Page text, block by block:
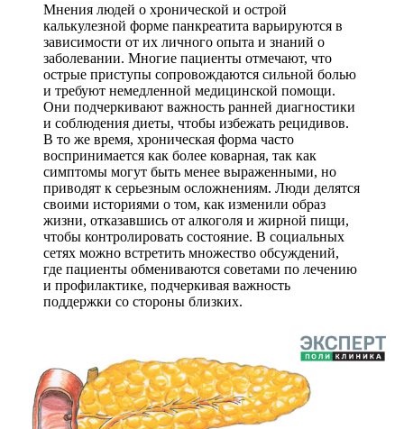
Мнения людей о хронической и острой
калькулезной форме панкреатита варьируются в
зависимости от их личного опыта и знаний о
заболевании. Многие пациенты отмечают, что
острые приступы сопровождаются сильной болью
и требуют немедленной медицинской помощи.
Они подчеркивают важность ранней диагностики
и соблюдения диеты, чтобы избежать рецидивов.
В то же время, хроническая форма часто
воспринимается как более коварная, так как
симптомы могут быть менее выраженными, но
приводят к серьезным осложнениям. Люди делятся
своими историями о том, как изменили образ
жизни, отказавшись от алкоголя и жирной пищи,
чтобы контролировать состояние. В социальных
сетях можно встретить множество обсуждений,
где пациенты обмениваются советами по лечению
и профилактике, подчеркивая важность
поддержки со стороны близких.